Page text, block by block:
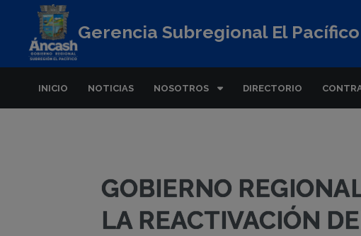
Gerencia Subregional El Pacífico
INICIO NOTICIAS NOSOTROS DIRECTORIO
GOBIERNO
LA REACTIVACIÓN